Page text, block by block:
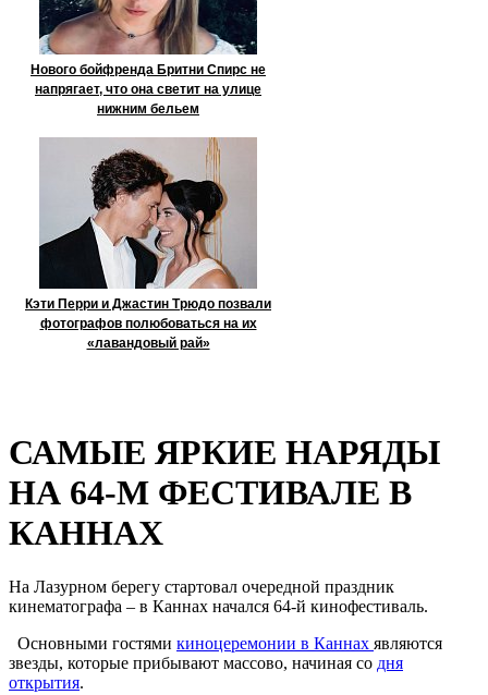
Нового бойфренда Бритни Спирс не
напрягает, что она светит на улице
нижним бельем
Кэти Перри и Джастин Трюдо позвали
фотографов полюбоваться на их
«лавандовый рай»
САМЫЕ ЯРКИЕ НАРЯДЫ
НА 64-М ФЕСТИВАЛЕ В
КАННАХ
На Лазурном берегу стартовал очередной праздник
кинематографа – в Каннах начался 64-й кинофестиваль.
Основными гостями киноцеремонии в Каннах являются
звезды, которые прибывают массово, начиная со дня
открытия.